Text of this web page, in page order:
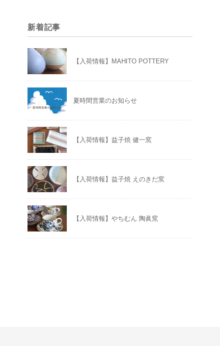
新着記事
【入荷情報】MAHITO POTTERY
夏時間営業のお知らせ
【入荷情報】益子焼 健一窯
【入荷情報】益子焼 えのきだ窯
【入荷情報】やちむん 陶眞窯